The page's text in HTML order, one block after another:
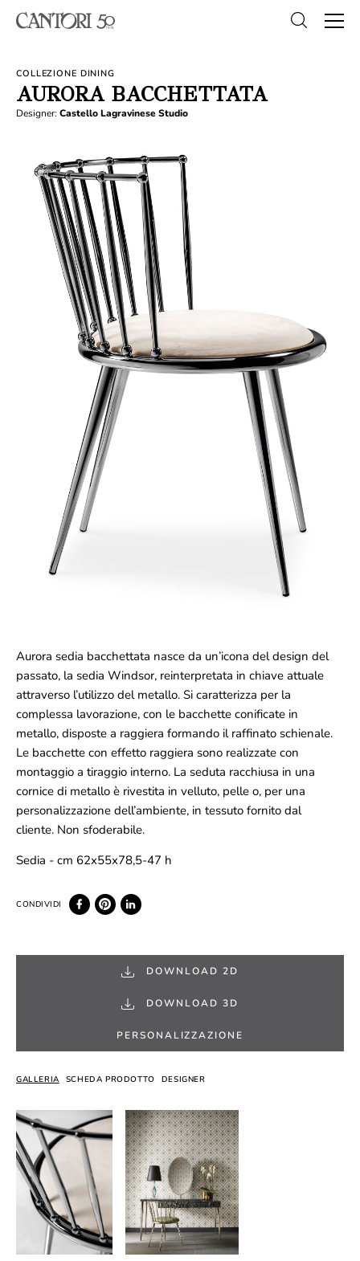
COLLEZIONE DINING
AURORA BACCHETTATA
Designer: Castello Lagravinese Studio
Aurora sedia bacchettata nasce da un’icona del design del
passato, la sedia Windsor, reinterpretata in chiave attuale
attraverso l’utilizzo del metallo. Si caratterizza per la
complessa lavorazione, con le bacchette conificate in
metallo, disposte a raggiera formando il raffinato schienale.
Le bacchette con effetto raggiera sono realizzate con
montaggio a tiraggio interno. La seduta racchiusa in una
cornice di metallo è rivestita in velluto, pelle o, per una
personalizzazione dell’ambiente, in tessuto fornito dal
cliente. Non sfoderabile.
Sedia - cm 62x55x78,5-47 h
DOWNLOAD 2D
DOWNLOAD 3D
PERSONALIZZAZIONE
GALLERIA SCHEDA PRODOTTO DESIGNER